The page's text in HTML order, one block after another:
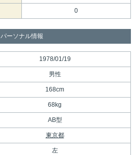
0
パーソナル情報
1978/01/19
男性
168cm
68kg
AB型
東京都
左